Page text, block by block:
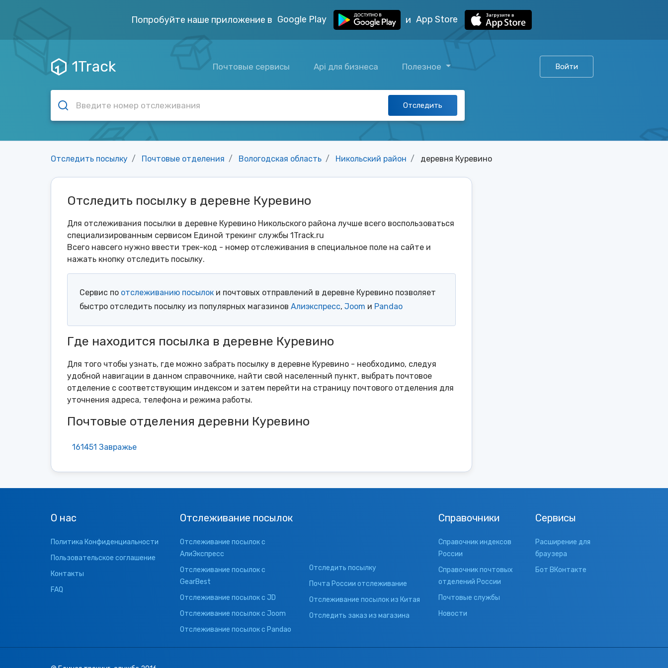
Попробуйте наше приложение в Google Play и App Store
1Track Почтовые сервисы Api для бизнеса Полезное Войти
Отследить
Отследить посылку Почтовые отделения Вологодская область Никольский район деревня Куревино
Отследить посылку в деревне Куревино
Для отслеживания посылки в деревне Куревино Никольского района лучше всего воспользоваться
специализированным сервисом Единой трекинг службы 1Track.ru
Всего навсего нужно ввести трек-код - номер отслеживания в специальное поле на сайте и
нажать кнопку отследить посылку.
Сервис по отслеживанию посылок и почтовых отправлений в деревне Куревино позволяет
быстро отследить посылку из популярных магазинов Алиэкспресс, Joom и Pandao
Где находится посылка в деревне Куревино
Для того чтобы узнать, где можно забрать посылку в деревне Куревино - необходимо, следуя
удобной навигации в данном справочнике, найти свой населенный пункт, выбрать почтовое
отделение с соответствующим индексом и затем перейти на страницу почтового отделения для
уточнения адреса, телефона и режима работы.
Почтовые отделения деревни Куревино
161451 Завражье
О нас
Политика Конфиденциальности
Пользовательское соглашение
Контакты
FAQ
Отслеживание посылок
Отслеживание посылок с
АлиЭкспресс
Отслеживание посылок с
GearBest
Отслеживание посылок с JD
Отслеживание посылок с Joom
Отслеживание посылок с Pandao
Отследить посылку
Почта России отслеживание
Отслеживание посылок из Китая
Отследить заказ из магазина
Справочники
Справочник индексов
России
Справочник почтовых
отделений России
Почтовые службы
Новости
Сервисы
Расширение для
браузера
Бот ВКонтакте